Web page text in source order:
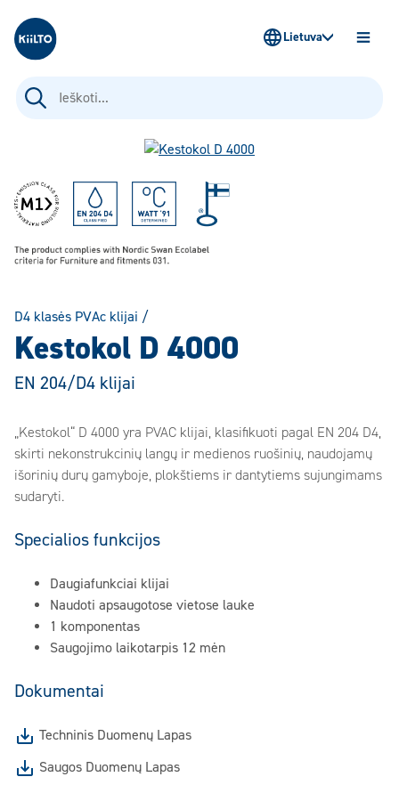
Kiilto Lietuva
Ieškoti:
Lietuva
D4 klasės PVAc klijai /
Kestokol D 4000
EN 204/D4 klijai
„Kestokol“ D 4000 yra PVAC klijai, klasifikuoti pagal EN 204 D4,
skirti nekonstrukcinių langų ir medienos ruošinių, naudojamų
išorinių durų gamyboje, plokštiems ir dantytiems sujungimams
sudaryti.
Specialios funkcijos
Daugiafunkciai klijai
Naudoti apsaugotose vietose lauke
1 komponentas
Saugojimo laikotarpis 12 mėn
Dokumentai
Techninis Duomenų Lapas
Saugos Duomenų Lapas